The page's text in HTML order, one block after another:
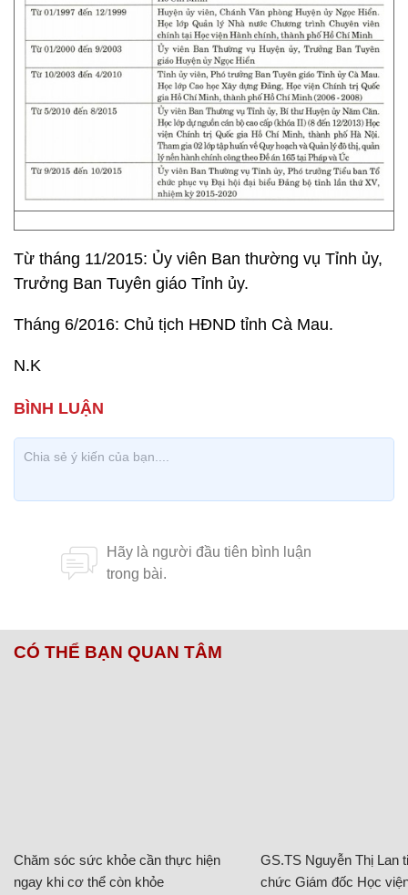
Từ tháng 11/2015: Ủy viên Ban thường vụ Tỉnh ủy,
Trưởng Ban Tuyên giáo Tỉnh ủy.
Tháng 6/2016: Chủ tịch HĐND tỉnh Cà Mau.
N.K
CÓ THỂ BẠN QUAN TÂM
Chăm sóc sức khỏe cần thực hiện
ngay khi cơ thể còn khỏe
GS.TS Nguyễn Thị Lan
chức Giám đốc Học